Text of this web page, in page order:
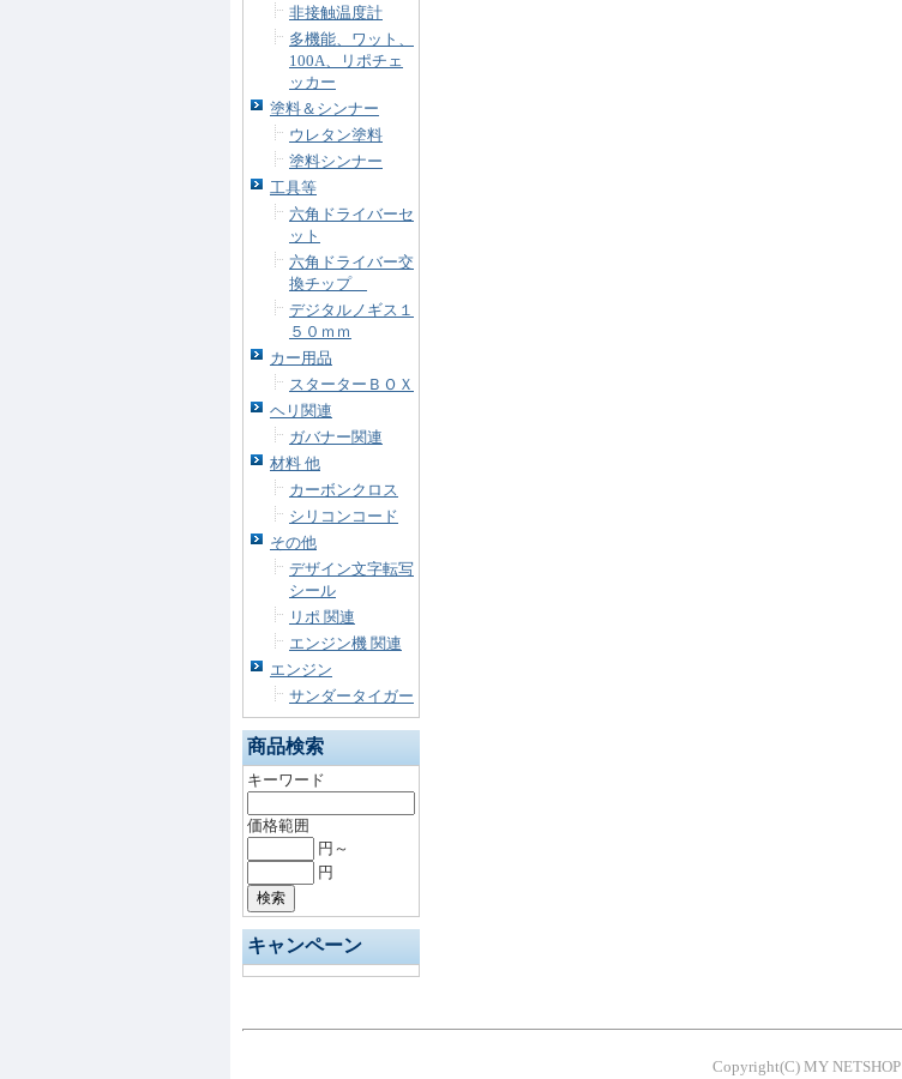
非接触温度計
多機能、ワット、
100A、リポチェ
ッカー
塗料＆シンナー
ウレタン塗料
塗料シンナー
工具等
六角ドライバーセ
ット
六角ドライバー交
換チップ
デジタルノギス１
５０ｍｍ
カー用品
スターターＢＯＸ
ヘリ関連
ガバナー関連
材料 他
カーボンクロス
シリコンコード
その他
デザイン文字転写
シール
リポ 関連
エンジン機 関連
エンジン
サンダータイガー
商品検索
キーワード
価格範囲
円～
円
キャンペーン
Copyright(C) MY NETSHOP